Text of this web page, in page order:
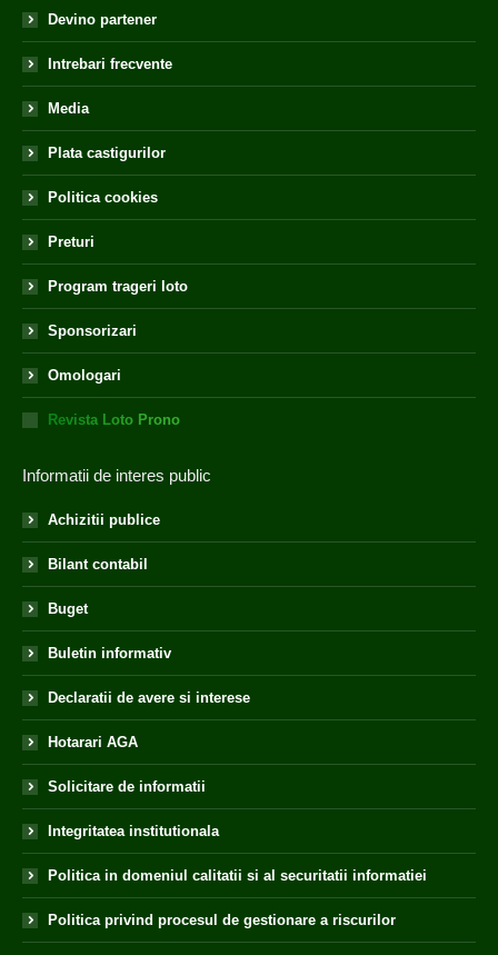
Devino partener
Intrebari frecvente
Media
Plata castigurilor
Politica cookies
Preturi
Program trageri loto
Sponsorizari
Omologari
Revista Loto Prono
Informatii de interes public
Achizitii publice
Bilant contabil
Buget
Buletin informativ
Declaratii de avere si interese
Hotarari AGA
Solicitare de informatii
Integritatea institutionala
Politica in domeniul calitatii si al securitatii informatiei
Politica privind procesul de gestionare a riscurilor